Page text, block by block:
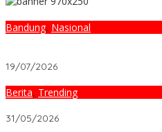
Bandung, Nasional
19/07/2026
Berita, Trending
31/05/2026